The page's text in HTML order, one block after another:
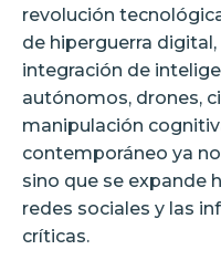
revolución
de hiperguerra
integración de
autónomos, drones,
manipulación
contemporáneo ya
sino que se expande
redes sociales y las
críticas.